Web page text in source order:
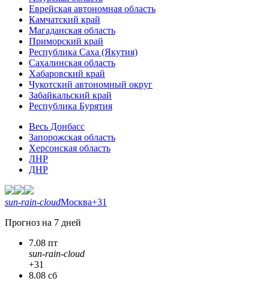
Еврейская автономная область
Камчатский край
Магаданская область
Приморский край
Республика Саха (Якутия)
Сахалинская область
Хабаровский край
Чукотский автономный округ
Забайкальский край
Республика Бурятия
Весь Донбасс
Запорожская область
Херсонская область
ЛНР
ДНР
sun-rain-cloudМосква+31
Прогноз на 7 дней
7.08 пт
sun-rain-cloud
+31
8.08 сб